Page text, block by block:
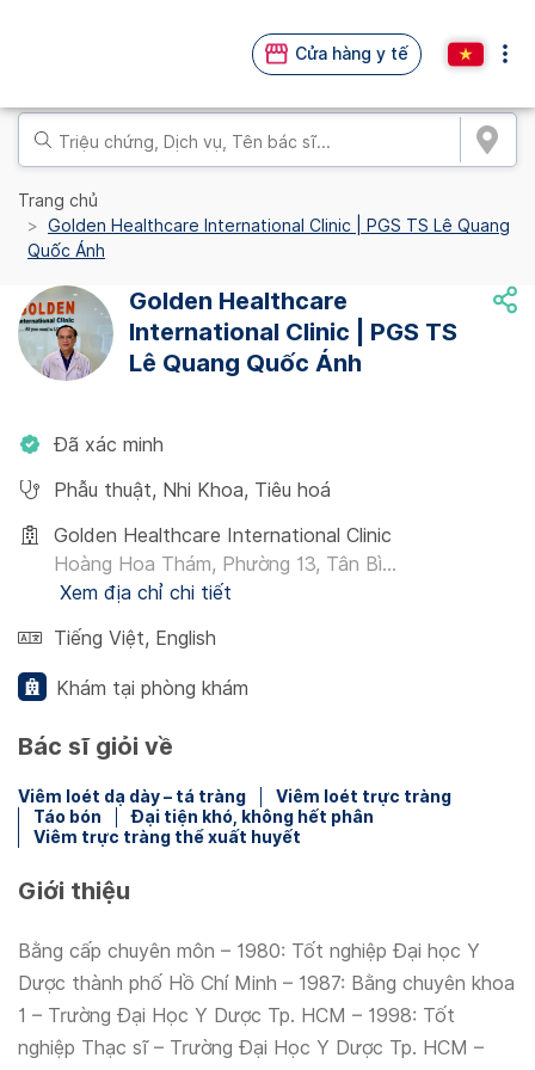
Cửa hàng y tế
Trang chủ
Golden Healthcare International Clinic | PGS TS Lê Quang
Quốc Ánh
Golden Healthcare
International Clinic | PGS TS
Lê Quang Quốc Ánh
Đã xác minh
Phẫu thuật, Nhi Khoa, Tiêu hoá
Golden Healthcare International Clinic
Hoàng Hoa Thám, Phường 13, Tân Bì...
Xem địa chỉ chi tiết
Tiếng Việt, English
Khám tại phòng khám
Bác sĩ giỏi về
Viêm loét dạ dày – tá tràng
Viêm loét trực tràng
Táo bón
Đại tiện khó, không hết phân
Viêm trực tràng thể xuất huyết
Giới thiệu
Bằng cấp chuyên môn – 1980: Tốt nghiệp Đại học Y
Dược thành phố Hồ Chí Minh – 1987: Bằng chuyên khoa
1 – Trường Đại Học Y Dược Tp. HCM – 1998: Tốt
nghiệp Thạc sĩ – Trường Đại Học Y Dược Tp. HCM –